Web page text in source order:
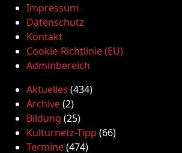
Impressum
Datenschutz
Kontakt
Cookie-Richtlinie (EU)
Adminbereich
Aktuelles (434)
Archive(2)
Bildung (25)
Kulturnetz-Tipp (66)
Termine(474)